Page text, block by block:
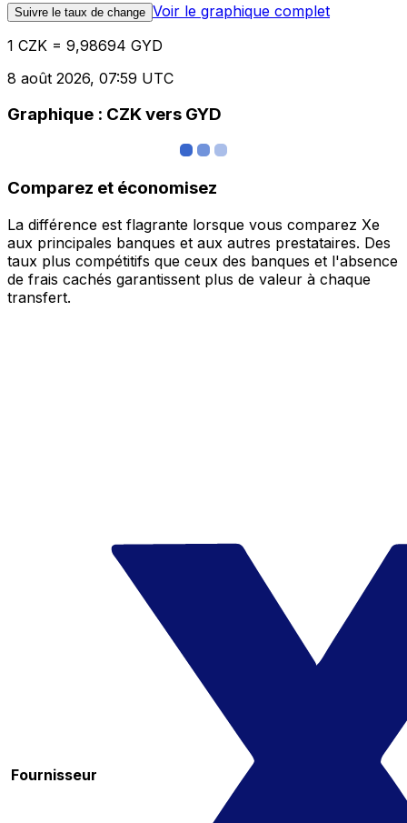
Suivre le taux de change Voir le graphique complet
1 CZK = 9,98694 GYD
8 août 2026, 07:59 UTC
Graphique : CZK vers GYD
Comparez et économisez
La différence est flagrante lorsque vous comparez Xe
aux principales banques et aux autres prestataires. Des
taux plus compétitifs que ceux des banques et l'absence
de frais cachés garantissent plus de valeur à chaque
transfert.
Fournisseur